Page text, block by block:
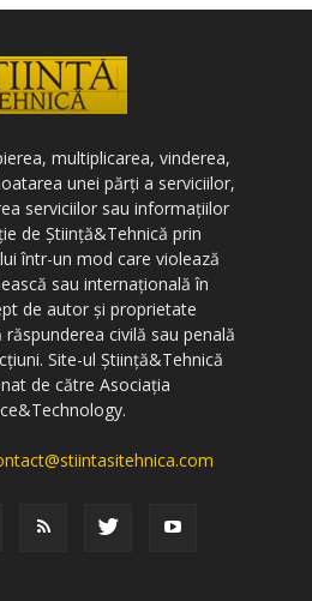
multiplicarea, vinderea,
unei părți a serviciilor,
serviciilor sau informațiilor
de Știință&Tehnică prin
într-un mod care violează
sau internațională în
de autor și proprietate
civilă sau penală
Site-ul Știință&Tehnică
de către Asociația